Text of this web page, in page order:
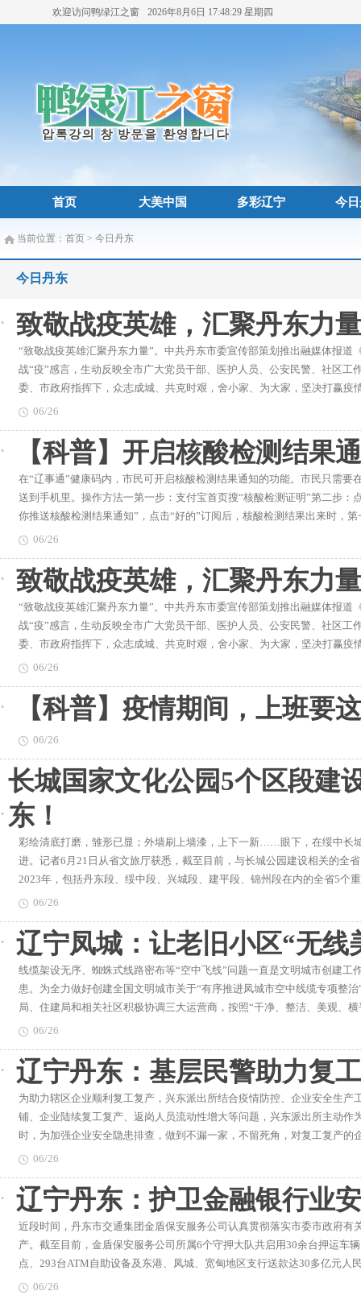
欢迎访问鸭绿江之窗 2026年8月6日 17:48:29 星期四
首页 大美中国 多彩辽宁 今
当前位置： 首页 > 今日丹东
今日丹东
致敬战疫英雄，汇聚丹东力
“致敬战疫英雄汇聚丹东力量”。中共丹东市委宣传部策划推出融媒体报道
战“疫”感言，生动反映全市广大党员干部、医护人员、公安民警、社区
委、市政府指挥下，众志成城、共克时艰，舍小家、为大家，坚决打赢
新征程建功新时代”的磅礴力量。
06/26
【科普】开启核酸检测结果
在“辽事通”健康码内，市民可开启核酸检测结果通知的功能。市民只需要
送到手机里。操作方法一第一步：支付宝首页搜“核酸检测证明”第二步：
你推送核酸检测结果通知”，点击“好的”订阅后，核酸检测结果出来时，
看。操作方法二第一步：支付宝首页点击“健康码”第二步：点击“核酸检
06/26
致敬战疫英雄，汇聚丹东力
“致敬战疫英雄汇聚丹东力量”。中共丹东市委宣传部策划推出融媒体报道
战“疫”感言，生动反映全市广大党员干部、医护人员、公安民警、社区
委、市政府指挥下，众志成城、共克时艰，舍小家、为大家，坚决打赢
新征程建功新时代”的磅礴力量。
06/26
【科普】疫情期间，上班要
06/26
长城国家文化公园5个区段建
东！
彩绘清底打磨，雏形已显；外墙刷上墙漆，上下一新……眼下，在绥中长
进。记者6月21日从省文旅厅获悉，截至目前，与长城公园建设相关的全
2023年，包括丹东段、绥中段、兴城段、建平段、锦州段在内的全省5个
设或延绵于群山之巅，或矗立于山谷险关，长城是中华民族精神的象征
公园（辽宁段）建设保护规划》，这一工程加快了建设步伐。彩绘清底
长城博物馆建设工地，工人们正在紧张施工，各项工作有序推进。绥中
影。负责长城国家文化公园建设的省长城办相关工作人员介绍，截至目
展，按照时间表，一个个各具特色、文化底蕴深厚的长城公园将很快呈
名片。目前，丹东正在加快东北亚边疆历史文化博物馆前期准备工作，
目、赫甸城城址遗址遗迹保护利用项目、“宽甸六堡”展览馆建设项目、
展规划、项目土地权属调查以及石佛寺村旅游公共服务设施建设项目选
2025年完成。根据规划要求，到2035年，长城国家文化公园（辽宁段）
度和吸引力。2035年国家长城文化公园全面建成辽宁境内的长城具有建
城办工作人员介绍，在年代上，长城辽宁段现存战国（燕）、秦、汉、
长城总长度为107.518千米，明长城总长度1235.989千米。在跨度上，长
山、盘锦、锦州、阜新、朝阳、葫芦岛和大连13个市。按照规划，到
段的主要建设任务基本完成，各类型长城博物馆、长城风景道、长城标
本落地并投入运营，助力长城沿线乡村振兴，形成一批可复制推广的成
年，长城国家文化公园（辽宁段）全面建成，与相邻省份长城国家文化
承利用体系全面建立，长城国家文化公园（辽宁段）全面融入区域社会
和谐共生。
06/26
辽宁凤城：让老旧小区“无线
线缆架设无序、蜘蛛式线路密布等“空中飞线”问题一直是文明城市创建工
患。为全力做好创建全国文明城市关于“有序推进凤城市空中线缆专项整
局、住建局和相关社区积极协调三大运营商，按照“干净、整洁、美观、
（来源：凤城市融媒体中心）在时间紧、任务重的情况下，责任单位联
扎”的精细化专项整治，原本小区内密密麻麻的“蜘蛛网”通过分类有序的
走访、微信群宣传等方式，提醒群众“空中飞线”存在的安全隐患，提高
线”的后续再生问题。整治“飞线”行动在有效预防和减少火灾事故发生、
产安全，得到了居民们的广泛支持。据了解，截至目前，全市已完成22
各相关部门将继续细化整治方案，严格对标对表，从细微处入手，立体化
06/26
辽宁丹东：基层民警助力复
为助力辖区企业顺利复工复产，兴东派出所结合疫情防控、企业安全生
铺、企业陆续复工复产、返岗人员流动性增大等问题，兴东派出所主动
时，为加强企业安全隐患排查，做到不漏一家，不留死角，对复工复产
助力辖区企业稳步复工复产，近日，东尖头边境派出所民警深入辖区企
通告，引导员工关注卫健部门相关网站、微信公众号等，以此提高企业员
06/26
辽宁丹东：护卫金融银行业
近段时间，丹东市交通集团金盾保安服务公司认真贯彻落实市委市政府
产。截至目前，金盾保安服务公司所属6个守押大队共启用30余台押运车
点、293台ATM自助设备及东港、凤城、宽甸地区支行送款达30多亿元
为确保全市52万退休人员养老金顺利发放，市交通集团积极沟通相关部
06/26